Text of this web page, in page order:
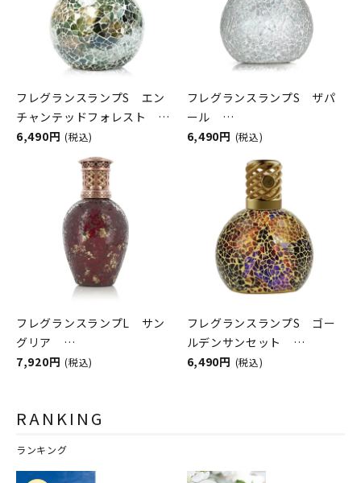
フレグランスランプS エン
チャンテッドフォレスト
ASHLEIGH&BURWOOD（ア
シュレイアンドバーウッド）
6,490円 (税込)
フレグランスランプS ザパ
ール
ASHLEIGH&BURWOOD（ア
シュレイアンドバーウッド）
6,490円 (税込)
フレグランスランプL サン
グリア
ASHLEIGH&BURWOOD（ア
7,920円 (税込)
フレグランスランプS ゴー
ルデンサンセット
ASHLEIGH&BURWOOD（ア
6,490円 (税込)
RANKING
ランキング